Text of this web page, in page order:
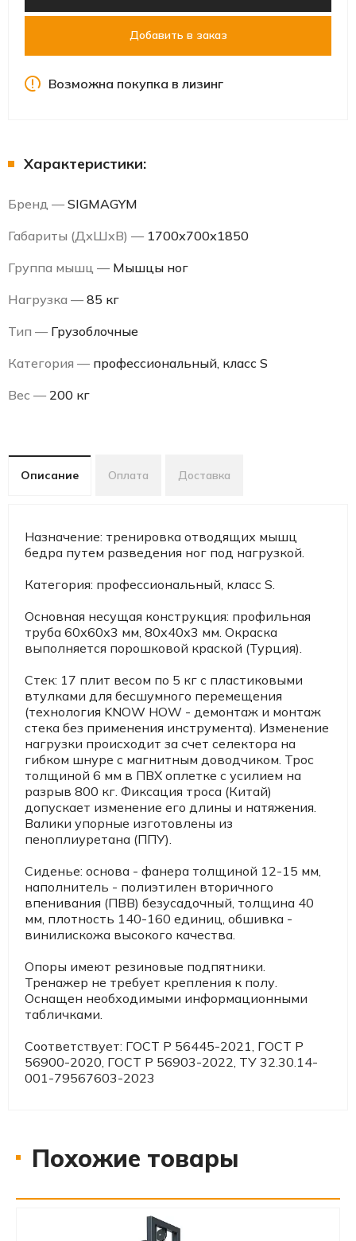
Добавить в заказ
Возможна покупка в лизинг
Характеристики:
Бренд — SIGMAGYM
Габариты (ДхШхВ) — 1700х700х1850
Группа мышц — Мышцы ног
Нагрузка — 85 кг
Тип — Грузоблочные
Категория — профессиональный, класс S
Вес — 200 кг
Описание Оплата Доставка
Назначение: тренировка отводящих мышц
бедра путем разведения ног под нагрузкой.
Категория: профессиональный, класс S.
Основная несущая конструкция: профильная
труба 60х60х3 мм, 80х40х3 мм. Окраска
выполняется порошковой краской (Турция).
Стек: 17 плит весом по 5 кг с пластиковыми
втулками для бесшумного перемещения
(технология KNOW HOW - демонтаж и монтаж
стека без применения инструмента). Изменение
нагрузки происходит за счет селектора на
гибком шнуре с магнитным доводчиком. Трос
толщиной 6 мм в ПВХ оплетке с усилием на
разрыв 800 кг. Фиксация троса (Китай)
допускает изменение его длины и натяжения.
Валики упорные изготовлены из
пеноплиуретана (ППУ).
Сиденье: основа - фанера толщиной 12-15 мм,
наполнитель - полиэтилен вторичного
впенивания (ПВВ) безусадочный, толщина 40
мм, плотность 140-160 единиц, обшивка -
винилискожа высокого качества.
Опоры имеют резиновые подпятники.
Тренажер не требует крепления к полу.
Оснащен необходимыми информационными
табличками.
Соответствует: ГОСТ Р 56445-2021, ГОСТ Р
56900-2020, ГОСТ Р 56903-2022, ТУ 32.30.14-
001-79567603-2023
Похожие товары